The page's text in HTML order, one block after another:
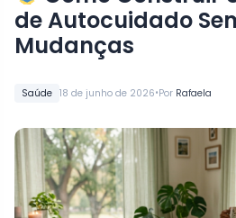
Saúde 18 de junho de 2026•Por Rafaela
de Autocuidado
Mudanças